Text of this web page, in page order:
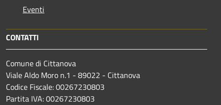
Eventi
CONTATTI
Comune di Cittanova
Viale Aldo Moro n.1 - 89022 - Cittanova
Codice Fiscale: 00267230803
Partita IVA: 00267230803